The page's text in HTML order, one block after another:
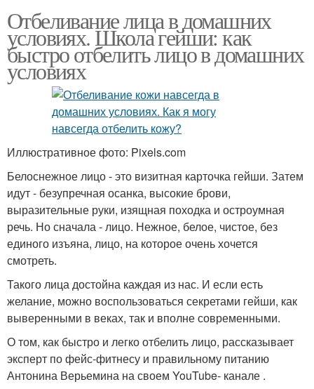
Отбеливание лица в домашних
условиях. Школа гейши: как
быстро отбелить лицо в домашних
условиях
Иллюстративное фото: Pixels.com
Белоснежное лицо - это визитная карточка гейши. Затем
идут - безупречная осанка, высокие брови,
выразительные руки, изящная походка и остроумная
речь. Но сначала - лицо. Нежное, белое, чистое, без
единого изъяна, лицо, на которое очень хочется
смотреть.
Такого лица достойна каждая из нас. И если есть
желание, можно воспользоваться секретами гейши, как
выверенными в веках, так и вполне современными.
О том, как быстро и легко отбелить лицо, рассказывает
эксперт по фейс-фитнесу и правильному питанию
Антонина Верьемина на своем YouTube- канале .